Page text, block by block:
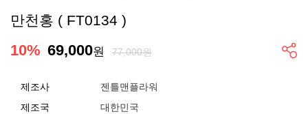
만천홍 ( FT0134 )
10% 69,000원 77,000원
제조사
젠틀맨플라워
제조국
대한민국